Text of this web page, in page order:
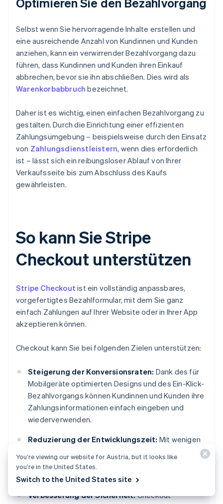
Selbst wenn Sie hervorragende Inhalte erstellen und
eine ausreichende Anzahl von Kundinnen und Kunden
anziehen, kann ein verwirrender Bezahlvorgang dazu
führen, dass Kundinnen und Kunden ihren Einkauf
abbrechen, bevor sie ihn abschließen. Dies wird als
Warenkorbabbruch bezeichnet.
Daher ist es wichtig, einen einfachen Bezahlvorgang zu
gestalten. Durch die Einrichtung einer effizienten
Zahlungsumgebung – beispielsweise durch den Einsatz
von Zahlungsdienstleistern, wenn dies erforderlich
ist – lässt sich ein reibungsloser Ablauf von Ihrer
Verkaufsseite bis zum Abschluss des Kaufs
gewährleisten.
So kann Sie Stripe
Checkout unterstützen
Stripe Checkout ist ein vollständig anpassbares,
vorgefertigtes Bezahlformular, mit dem Sie ganz
einfach Zahlungen auf Ihrer Website oder in Ihrer App
akzeptieren können.
Checkout kann Sie bei folgenden Zielen unterstützen:
Steigerung der Konversionsraten: Dank des für
Mobilgeräte optimierten Designs und des Ein-Klick-
Bezahlvorgangs können Kundinnen und Kunden ihre
Zahlungsinformationen einfach eingeben und
wiederverwenden.
Reduzierung der Entwicklungszeit: Mit wenigen
Website einbetten oder Kundinnen und Kunden auf
eine von Stripe gehostete Seite weiterleiten.
Verbesserung der Sicherheit:Checkout
You’re viewing our website for Austria, but it looks like
you’re in the United States.
Switch to the United States site